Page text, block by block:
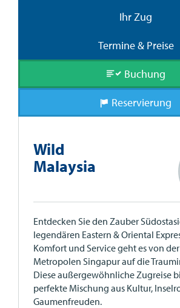
Ihr Zug
Termine & Preise
Buchung
Reservierung
Wild
Malaysia
Entdecken Sie den Zauber
legendären Eastern & Oriental
Komfort und Service geht es von
Metropolen Singapur auf die
Diese außergewöhnliche Zugreise
perfekte Mischung aus Kultur,
Gaumenfreuden.